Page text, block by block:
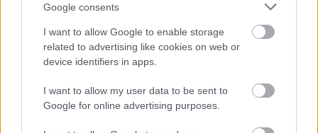
Google consents
I want to allow Google to enable storage
related to advertising like cookies on web or
device identifiers in apps.
I want to allow my user data to be sent to
Google for online advertising purposes.
Luna de miere in Belize